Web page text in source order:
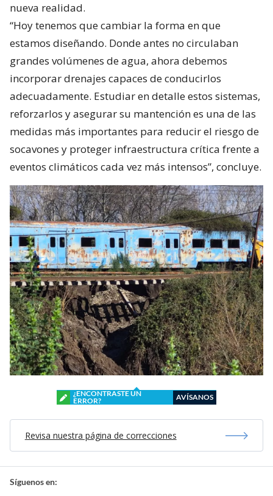
nueva realidad.
“Hoy tenemos que cambiar la forma en que
estamos diseñando. Donde antes no circulaban
grandes volúmenes de agua, ahora debemos
incorporar drenajes capaces de conducirlos
adecuadamente. Estudiar en detalle estos sistemas,
reforzarlos y asegurar su mantención es una de las
medidas más importantes para reducir el riesgo de
socavones y proteger infraestructura crítica frente a
eventos climáticos cada vez más intensos”, concluye.
¿ENCONTRASTE UN
ERROR?
AVÍSANOS
Revisa nuestra página de correcciones
Síguenos en: